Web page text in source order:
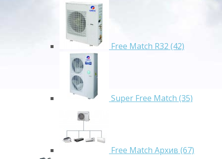
Free Match R32 (42)
Super Free Match (35)
Free Match Архив (67)